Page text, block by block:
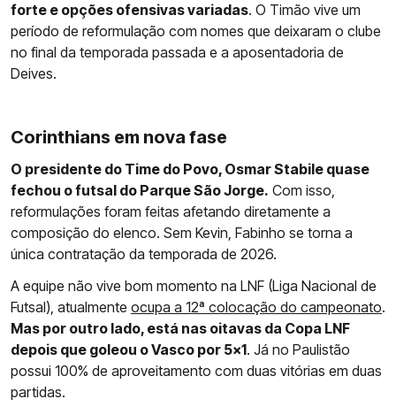
forte e opções ofensivas variadas. O Timão vive um
período de reformulação com nomes que deixaram o clube
no final da temporada passada e a aposentadoria de
Deives.
Corinthians em nova fase
O presidente do Time do Povo, Osmar Stabile quase
fechou o futsal do Parque São Jorge. Com isso,
reformulações foram feitas afetando diretamente a
composição do elenco. Sem Kevin, Fabinho se torna a
única contratação da temporada de 2026.
A equipe não vive bom momento na LNF (Liga Nacional de
Futsal), atualmente ocupa a 12ª colocação do campeonato.
Mas por outro lado, está nas oitavas da Copa LNF
depois que goleou o Vasco por 5x1. Já no Paulistão
possui 100% de aproveitamento com duas vitórias em duas
partidas.